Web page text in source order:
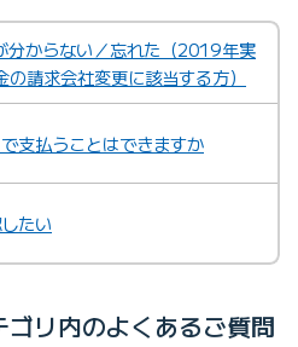
分からない／忘れた（2019年実
請求会社変更に該当する方）
支払うことはできますか
たい
リ内のよくあるご質問